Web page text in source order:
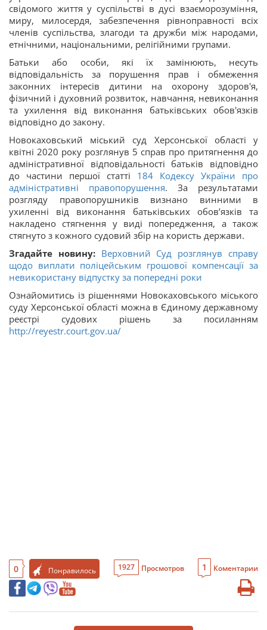
свідомого життя у суспільстві в дусі взаєморозуміння,
миру, милосердя, забезпечення рівноправності всіх
членів суспільства, злагоди та дружби між народами,
етнічними, національними, релігійними групами.
Батьки або особи, які їх замінюють, несуть
відповідальність за порушення прав і обмеження
законних інтересів дитини на охорону здоров'я,
фізичний і духовний розвиток, навчання, невиконання
та ухилення від виконання батьківських обов'язків
відповідно до закону.
Новокаховський міський суд Херсонської області у
квітні 2020 року розглянув 5 справ про притягнення до
адміністративної відповідальності батьків відповідно
до частини першої статті 184 Кодексу України про
адміністративні правопорушення. За результатами
розгляду правопорушників визнано винними в
ухиленні від виконання батьківських обов’язків та
накладено стягнення у виді попередження, а також
стягнуто з кожного судовий збір на користь держави.
Згадайте новину: Верховний Суд розглянув справу
щодо виплати поліцейським грошової компенсації за
невикористану відпустку за попередні роки
Ознайомитись із рішеннями Новокаховського міського
суду Херсонської області можна в Єдиному державному
реєстрі судових рішень за посиланням
http://reyestr.court.gov.ua/
0 Понравилось 1927 Просмотров 1 Коментарии